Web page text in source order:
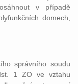
v případě
domech,
správního soudu
1 ZO ve vztahu